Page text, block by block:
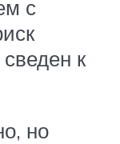
с
к
но